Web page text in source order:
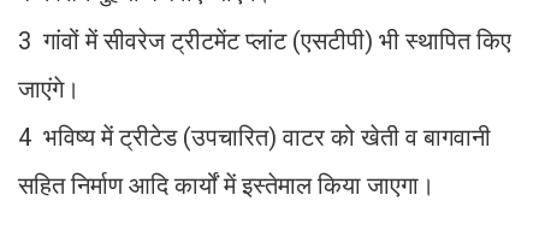
3 गांवों में सीवरेज ट्रीटमेंट प्लांट (एसटीपी) भी स्थापित किए
जाएंगे।
4 भविष्य में ट्रीटेड (उपचारित) वाटर को खेती व बागवानी
सहित निर्माण आदि कार्यों में इस्तेमाल किया जाएगा।